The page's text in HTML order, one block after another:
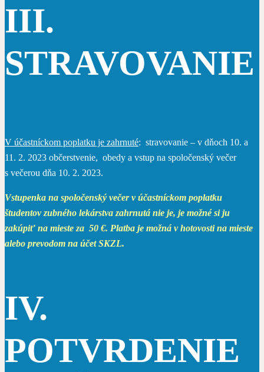
III.
STRAVOVANIE
V účastníckom poplatku je zahrnuté: stravovanie – v dňoch 10. a
11. 2. 2023 občerstvenie, obedy a vstup na spoločenský večer
s večerou dňa 10. 2. 2023.
Vstupenka na spoločenský večer v účastníckom poplatku
študentov zubného lekárstva zahrnutá nie je, je možné si ju
zakúpiť na mieste za 50 €. Platba je možná v hotovosti na mieste
alebo prevodom na účet SKZL.
IV.
POTVRDENIE